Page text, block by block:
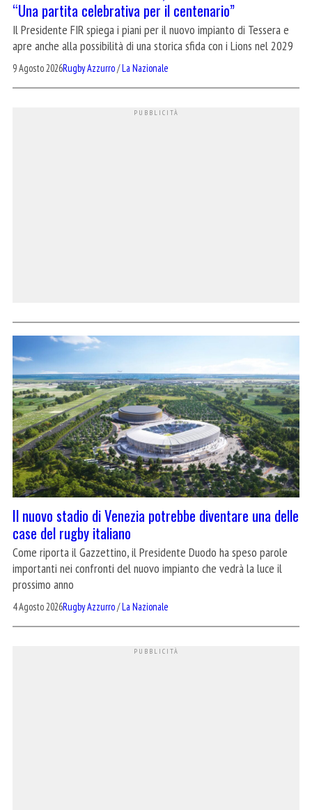
“Una partita celebrativa per il centenario”
Il Presidente FIR spiega i piani per il nuovo impianto di Tessera e
apre anche alla possibilità di una storica sfida con i Lions nel 2029
9 Agosto 2026Rugby Azzurro/La Nazionale
Il nuovo stadio di Venezia potrebbe diventare una delle
case del rugby italiano
Come riporta il Gazzettino, il Presidente Duodo ha speso parole
importanti nei confronti del nuovo impianto che vedrà la luce il
prossimo anno
4 Agosto 2026Rugby Azzurro/La Nazionale